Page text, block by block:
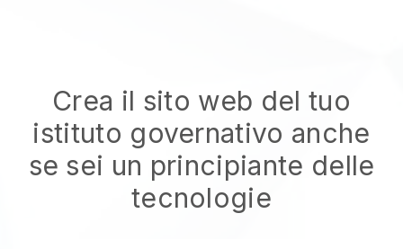
Crea il sito web del tuo
istituto governativo anche
se sei un principiante delle
tecnologie